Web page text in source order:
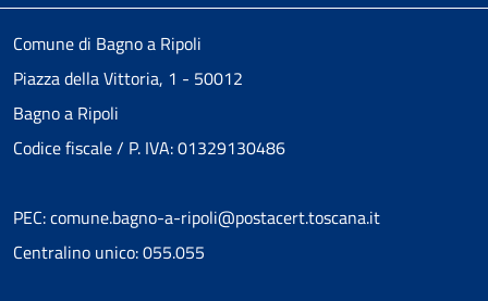
Comune di Bagno a Ripoli
Piazza della Vittoria, 1 - 50012
Bagno a Ripoli
Codice fiscale / P. IVA: 01329130486
PEC: comune.bagno-a-ripoli@postacert.toscana.it
Centralino unico: 055.055